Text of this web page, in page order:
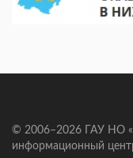
© 2006–2026 ГАУ НО
информационный